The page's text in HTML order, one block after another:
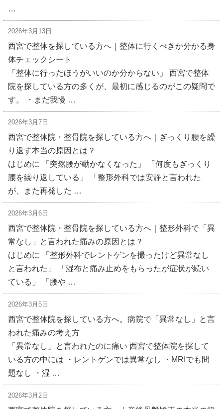
…
2026年3月13日
西宮で整体を探している方へ｜整体に行くべきか分かる身
体チェックシート
「整体に行ったほうがいいのか分からない」 西宮で整体
院を探している方の多くが、最初に感じるのがこの疑問で
す。 ・まだ我慢 …
2026年3月7日
西宮で整体院・整骨院を探している方へ｜ぎっくり腰を繰
り返す本当の原因とは？
はじめに 「突然腰が動かなくなった」 「何度もぎっくり
腰を繰り返している」 「整形外科では安静と言われた
が、また再発した …
2026年3月6日
西宮で整体院・整骨院を探している方へ｜整形外科で「異
常なし」と言われた痛みの原因とは？
はじめに 「整形外科でレントゲンを撮ったけど異常なし
と言われた」 「湿布と痛み止めをもらったが症状が続い
ている」 「腰や …
2026年3月5日
西宮で整体院を探している方へ。病院で「異常なし」と言
われた痛みの考え方
「異常なし」と言われたのに痛い 西宮で整体院を探して
いる方の中には ・レントゲンでは異常なし ・MRIでも問
題なし ・湿 …
2026年3月2日